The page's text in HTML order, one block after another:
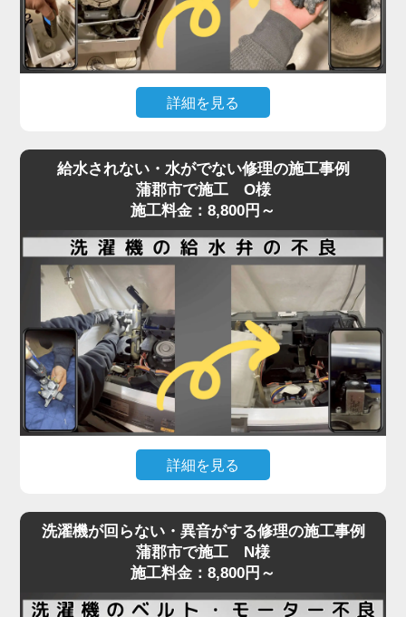
排水エラーや脱水中の停止などの症状が出た場合、
無理に使用を続けるとモーターや基板の故障につな
がり、修理費用が高額になるリスクもあります。
「家電の達人」では、こうした内部詰まりの除去や
排水系統の点検・修理を最短即日で対応可能。
実に原因を特定し、適切な処置を行います。
排水・脱水のトラブルは、ぜひお早めにご相談くだ
詳細を見る
といった症状が出た場合、原因の多くは乾燥経路の
奥に溜まったホコリや汚れです。
フィルターを掃除しても改善しないときは、手の届
かない乾燥ダクト内部やヒートポンプ周辺に汚れが
詰まっている可能性が高く、自力での対応が難しい
状態です。
実際の現場では、数年分のホコリや繊維クズが乾燥
経路を完全に塞ぎ、熱風が循環できず乾燥が不完全
になるケースが多数見られます。
そのまま放置すると、ヒートポンプの故障や基板へ
の負担にもつながり、最悪の場合高額修理や買い替
えの原因にもなります。「家電の達人」では、ドラ
ム式洗濯機の乾燥不良トラブルに対し、分解による
ニングを実施。
最短即日対応で、内部の詰まりを根本から取り除
き、乾燥力をしっかり回復させます。
乾かないと感じたら、お早めにプロの手での点検・
給水されない・水がでない修理の施工事例
蒲郡市で施工 O様
施工料金：8,800円～
詳細を見る
ロしか出ないといった症状は、「蛇口は開いている
のに洗濯が始まらない」状態として、多くのお客様
からご相談をいただくトラブルのひとつです。
この原因の多くは、洗濯機内部の給水弁（電磁弁）
洗濯機が回らない・異音がする修理の施工事例
蒲郡市で施工 N様
施工料金：8,800円～